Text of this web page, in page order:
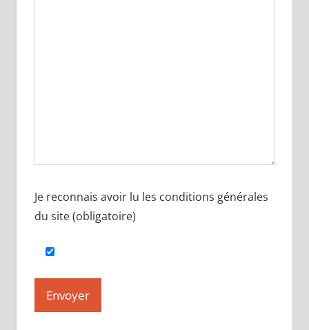
Je reconnais avoir lu les conditions générales
du site (obligatoire)